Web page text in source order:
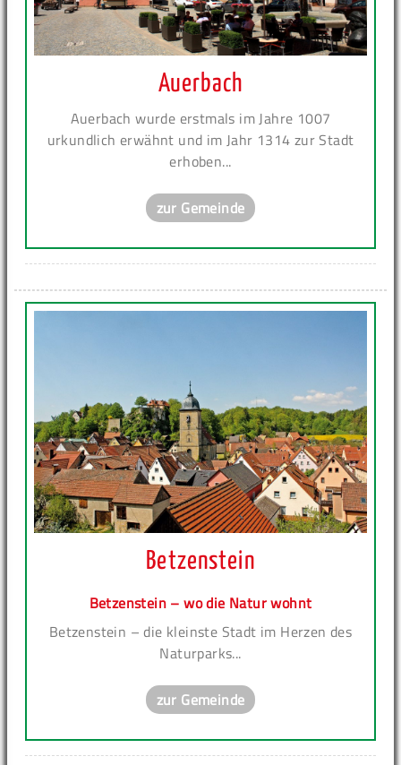
Auerbach
Auerbach wurde erstmals im Jahre 1007
urkundlich erwähnt und im Jahr 1314 zur Stadt
erhoben...
zur Gemeinde
Betzenstein
Betzenstein – wo die Natur wohnt
Betzenstein – die kleinste Stadt im Herzen des
Naturparks...
zur Gemeinde